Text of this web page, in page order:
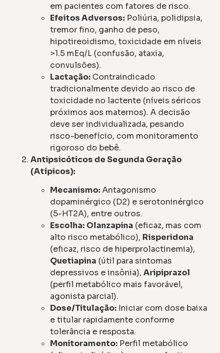
em pacientes com fatores de risco.
Efeitos Adversos: Poliúria, polidipsia,
tremor fino, ganho de peso,
hipotireoidismo, toxicidade em níveis
>1.5 mEq/L (confusão, ataxia,
convulsões).
Lactação: Contraindicado
tradicionalmente devido ao risco de
toxicidade no lactente (níveis séricos
próximos aos maternos). A decisão
deve ser individualizada, pesando
risco-benefício, com monitoramento
rigoroso do bebê.
Antipsicóticos de Segunda Geração
(Atípicos):
Mecanismo:Antagonismo
dopaminérgico (D2) e serotoninérgico
(5-HT2A), entre outros.
Escolha: Olanzapina (eficaz, mas com
alto risco metabólico), Risperidona
(eficaz, risco de hiperprolactinemia),
Quetiapina (útil para sintomas
depressivos e insônia),Aripiprazol
(perfil metabólico mais favorável,
agonista parcial).
Dose/Titulação: Iniciar com dose baixa
e titular rapidamente conforme
tolerância e resposta.
Monitoramento: Perfil metabólico